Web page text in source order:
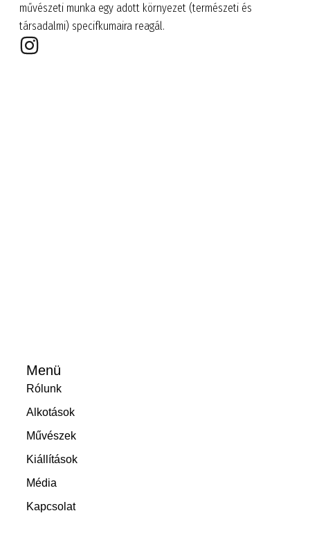
művészeti munka egy adott környezet (természeti és
társadalmi) specifkumaira reagál.
Menü
Rólunk
Alkotások
Művészek
Kiállítások
Média
Kapcsolat